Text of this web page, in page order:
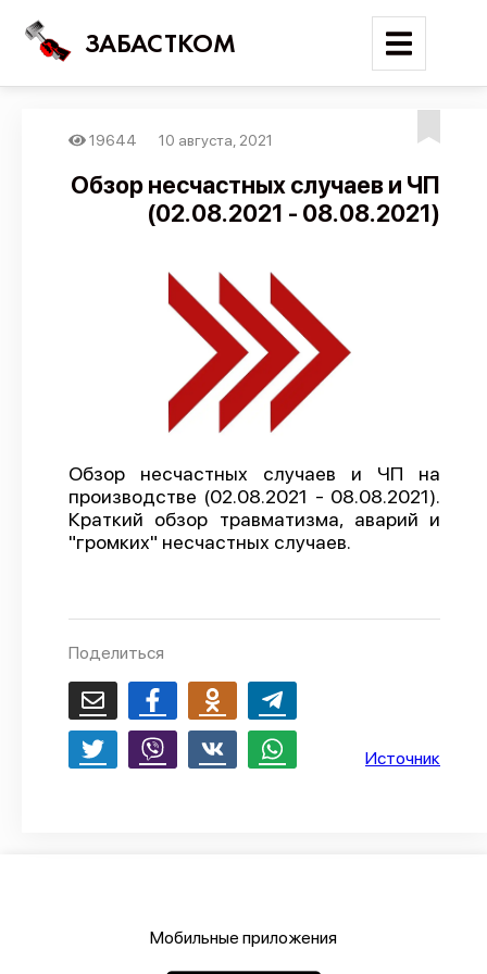
ЗАБАСТКОМ
Поиск
Карта событий
Трудовые конфликты
Отчеты
Предложить публикацию
API
О проекте
Политика конфиденциальности
19644 10 августа, 2021
Обзор несчастных случаев и ЧП
(02.08.2021 - 08.08.2021)
Обзор несчастных случаев и ЧП на
производстве (02.08.2021 - 08.08.2021).
Краткий обзор травматизма, аварий и
"громких" несчастных случаев.
Поделиться
Источник
Мобильные приложения